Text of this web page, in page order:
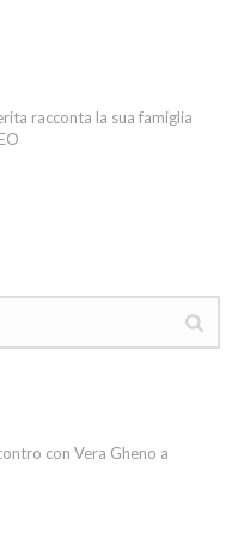
racconta la sua famiglia
con Vera Gheno a